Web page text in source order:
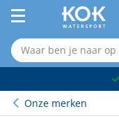
Onze merken